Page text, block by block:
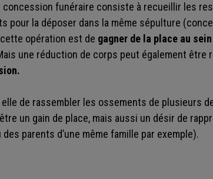
concession funéraire consiste à recueillir les
pour la déposer dans la même sépulture
opération est de gagner de la place au
une réduction de corps peut également être
de rassembler les ossements de plusieurs
un gain de place, mais aussi un désir de
parents d’une même famille par exemple).